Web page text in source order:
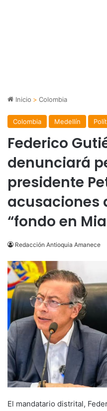
Inicio > Colombia
Colombia Medellín
Federico
denunciará
presidente
acusaciones
“fondo en
Redacción Antioquia Amanece
El mandatario distrital,